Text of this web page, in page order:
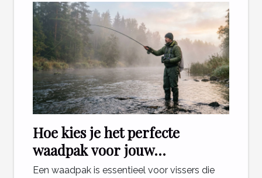
Hoe kies je het perfecte
waadpak voor jouw
visavonturen?
Een waadpak is essentieel voor vissers die